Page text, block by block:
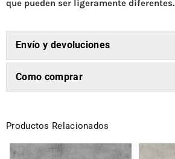
que pueden ser ligeramente diferentes.
Envío y devoluciones
Como comprar
Productos Relacionados